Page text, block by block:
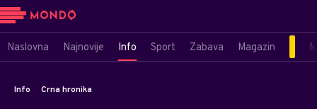
Naslovna Najnovije Info Sport Zabava Magazin
Info Crna hronika